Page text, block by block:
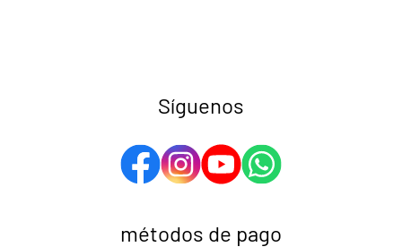
Síguenos
métodos de pago